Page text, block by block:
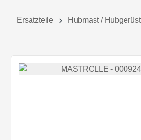
Ersatzteile Hubmast / Hubgerüst